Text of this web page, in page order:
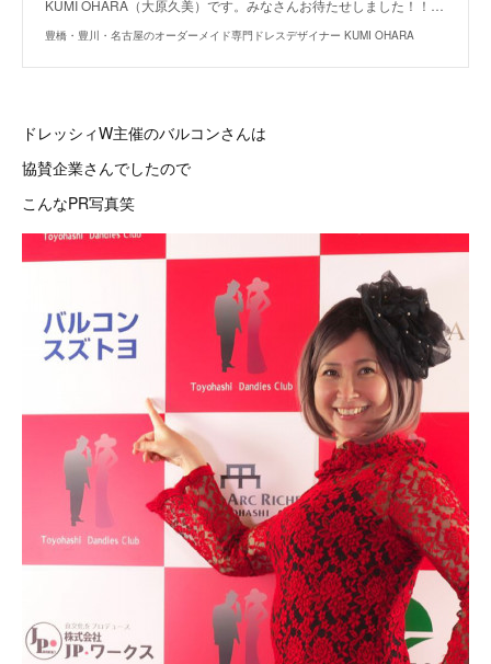
KUMI OHARA（大原久美）です。みなさんお待たせしました！！…
豊橋・豊川・名古屋のオーダーメイド専門ドレスデザイナー KUMI OHARA
ドレッシィW主催のバルコンさんは
協賛企業さんでしたので
こんなPR写真笑